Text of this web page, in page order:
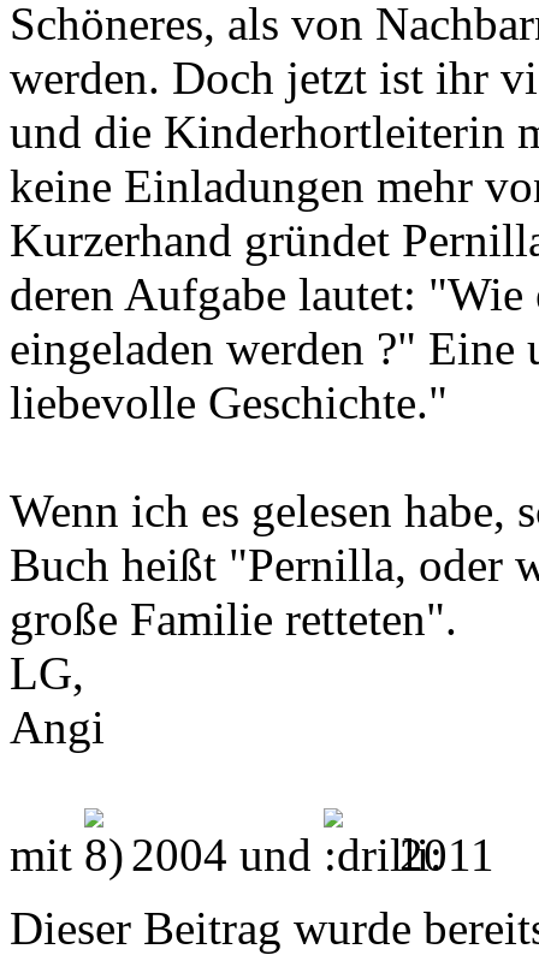
Schöneres, als von
werden. Doch jetzt ist ihr
und die Kinderhortleiterin
keine Einladungen mehr
Kurzerhand gründet
deren Aufgabe lautet:
eingeladen werden ?"
liebevolle Geschichte."
Wenn ich es gelesen habe,
Buch heißt "Pernilla, oder
große Familie retteten".
LG,
Angi
mit 2004 und
2011
Dieser Beitrag wurde